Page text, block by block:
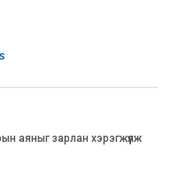
аяныг зарлан хэрэгжүүлж